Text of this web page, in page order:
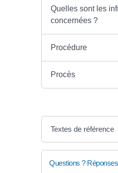
Quelles sont les
concernées ?
Procédure
Procès
Textes de référence
Questions ?